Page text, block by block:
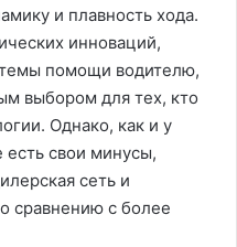
и плавность хода.
инноваций,
помощи водителю,
выбором для тех, кто
Однако, как и у
есть свои минусы,
сеть и
сравнению с более